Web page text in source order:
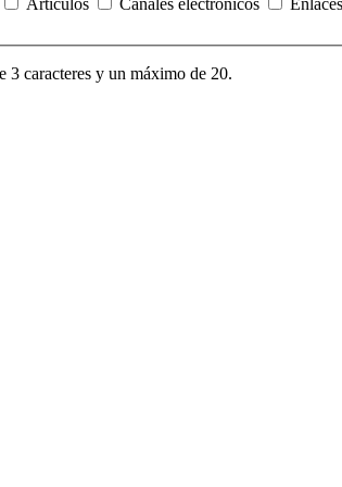
Artículos Canales electrónicos
3 caracteres y un máximo de 20.